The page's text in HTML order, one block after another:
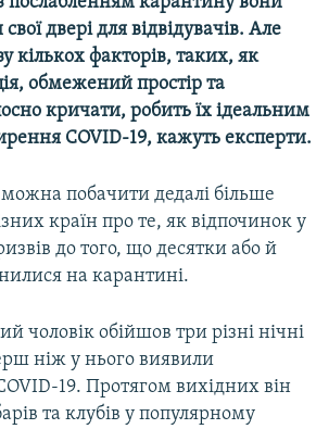
двері для відвідувачів. Але
кількох факторів, таких, як
обмежений простір та
кричати, робить їх ідеальним
COVID-19, кажуть експерти.
побачити дедалі більше
країн про те, як відпочинок у
до того, що десятки або й
на карантині.
чоловік обійшов три різні нічні
ніж у нього виявили
19. Протягом вихідних він
та клубів у популярному